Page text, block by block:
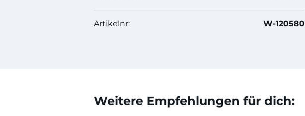
Artikelnr: W-120580
Weitere Empfehlungen für dich: